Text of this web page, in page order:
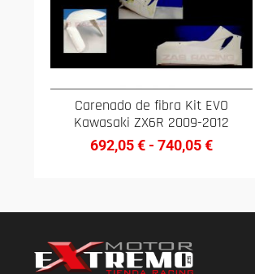
Carenado de fibra Kit EVO
Kawasaki ZX6R 2009-2012
692,05€ - 740,05€